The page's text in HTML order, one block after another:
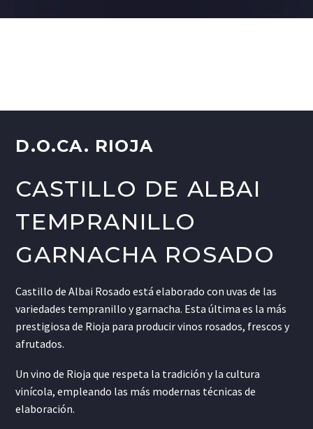
D.O.CA. RIOJA
CASTILLO DE ALBAI
TEMPRANILLO
GARNACHA ROSADO
Castillo de Albai Rosado está elaborado con uvas de las
variedades tempranillo y garnacha. Esta última es la más
prestigiosa de Rioja para producir vinos rosados, frescos y
afrutados.
Un vino de Rioja que respeta la tradición y la cultura
vinícola, empleando las más modernas técnicas de
elaboración.